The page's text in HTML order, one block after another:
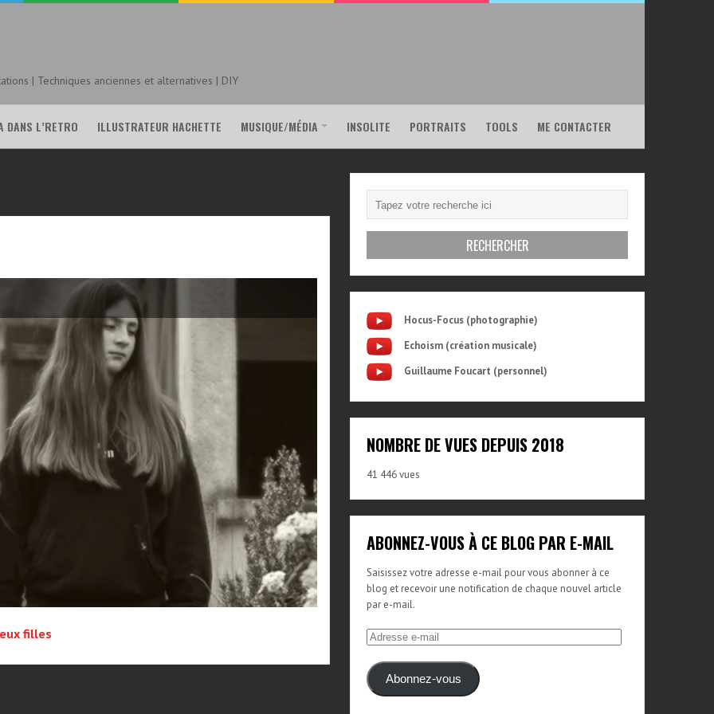
| Techniques anciennes et alternatives | DIY
DANS L’RETRO ILLUSTRATEUR HACHETTE MUSIQUE/MÉDIA INSOLITE PORTRAITS TOOLS ME CONTACTER
filles
Hocus-Focus (photographie)
Echoism (création musicale)
Guillaume Foucart (personnel)
NOMBRE DE VUES DEPUIS 2018
41 446 vues
ABONNEZ-VOUS À CE BLOG PAR E-MAIL
Saisissez votre adresse e-mail pour vous abonner à ce
blog et recevoir une notification de chaque nouvel article
par e-mail.
Adresse
mail
Abonnez-vous